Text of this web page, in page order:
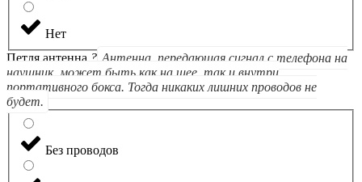
Нет
Петля антенна ? Антенна, передающая сигнал с телефона на
наушник, может быть как на шее, так и внутри
портативного бокса. Тогда никаких лишних проводов не
будет.
Без проводов